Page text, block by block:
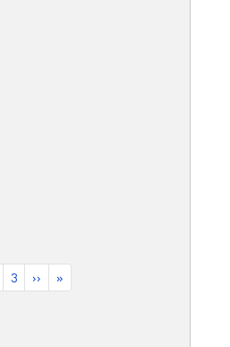
Page
3 Page suivante
›› Dernière page
»